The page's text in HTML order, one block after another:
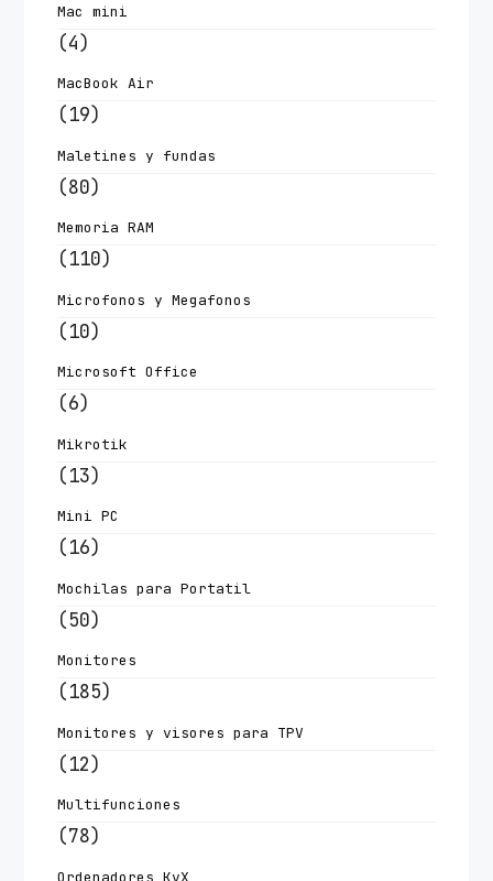
Mac mini
(4)
MacBook Air
(19)
Maletines y fundas
(80)
Memoria RAM
(110)
Microfonos y Megafonos
(10)
Microsoft Office
(6)
Mikrotik
(13)
Mini PC
(16)
Mochilas para Portatil
(50)
Monitores
(185)
Monitores y visores para TPV
(12)
Multifunciones
(78)
Ordenadores KvX